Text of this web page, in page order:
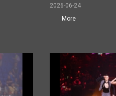
2026-06-24
More